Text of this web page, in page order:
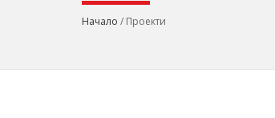
Начало / Проекти